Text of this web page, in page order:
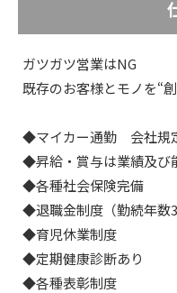
ガツガツ営業はNG
既存のお客様とモノを“
◆マイカー通勤 会社規
◆昇給・賞与は業績及び
◆各種社会保険完備
◆退職金制度（勤続年数3
◆育児休業制度
◆定期健康診断あり
◆各種表彰制度